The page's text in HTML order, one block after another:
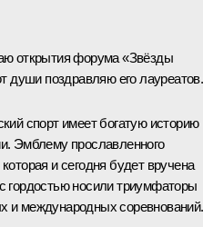
открытия форума «Звёзды
души поздравляю его лауреатов.
спорт имеет богатую историю
Эмблему прославленного
и сегодня будет вручена
гордостью носили триумфаторы
и международных соревнований.